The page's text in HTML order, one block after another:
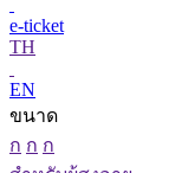
e-ticket
TH
EN
ขนาด
ก ก ก